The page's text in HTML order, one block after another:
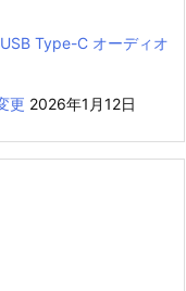
Type-C オーディオ
更 2026年1月12日